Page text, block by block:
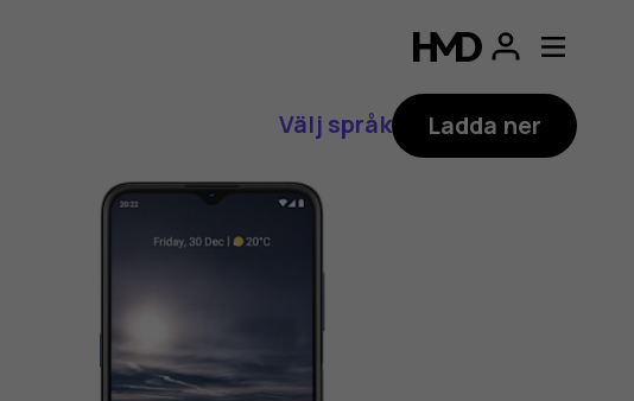
Välj språk Ladda ner